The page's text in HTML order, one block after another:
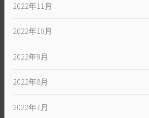
2022年11月
2022年10月
2022年9月
2022年8月
2022年7月